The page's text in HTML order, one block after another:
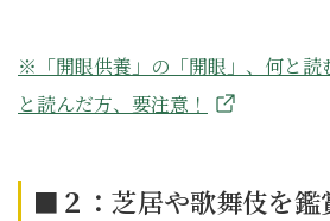
※「開眼供養」の「開眼」、何と読
と読んだ方、要注意！
■２： 芝居や歌舞伎を鑑